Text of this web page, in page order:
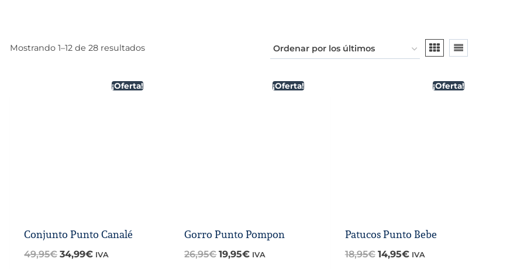
Mostrando 1–12 de 28 resultadosOrdenado
¡Oferta!
Conjunto Punto Canalé
49,95€ El
34,99€El
IVA
¡Oferta!
Gorro Punto Pompon
26,95€El
19,95€El
IVA
¡Oferta!
Patucos Punto Bebe
18,95€ El
14,95€ElIVA